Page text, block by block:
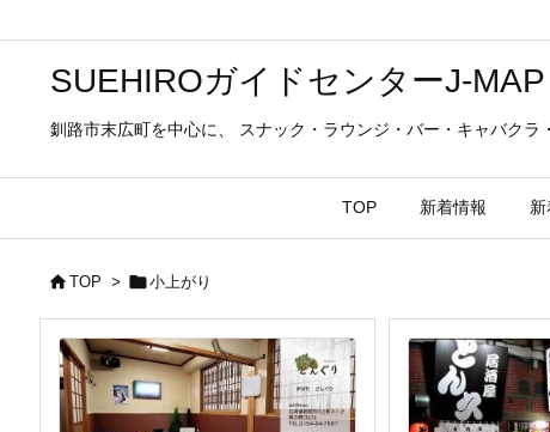
SUEHIROガイドセンターJ-
釧路市末広町を中心に、 スナック・ラウンジ・バー・キャバク
TOP 新着情報
TOP > 小上がり